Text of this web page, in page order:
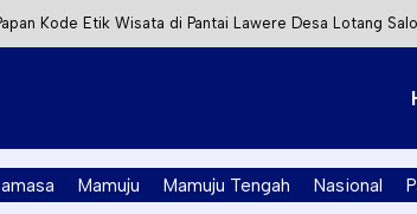
Kode Etik Wisata di Pantai Lawere Desa Lotang Salo
Ditangkap, Satu Lagi Kabur ke Kalimantan
Soroti Kejanggalan Kasus Tambang Emas Ilegal
Mamuju Mamuju Tengah Nasional